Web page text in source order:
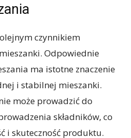
czynnikiem
Odpowiednie
ma istotne znaczenie
i stabilnej mieszanki.
może prowadzić do
składników, co
i skuteczność produktu.